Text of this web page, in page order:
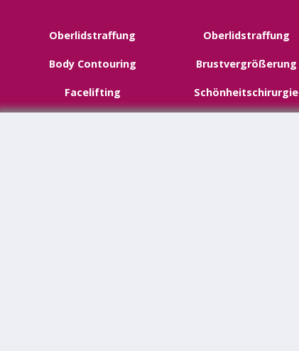
Oberlidstraffung
Body Contouring
Facelifting
Oberlidstraffung
Brustvergrößerung
Schönheitschirurgie